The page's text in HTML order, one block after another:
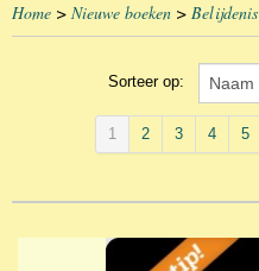
Home > Nieuwe boeken > Belijdenis
Sorteer op:
1 2 3 4 5